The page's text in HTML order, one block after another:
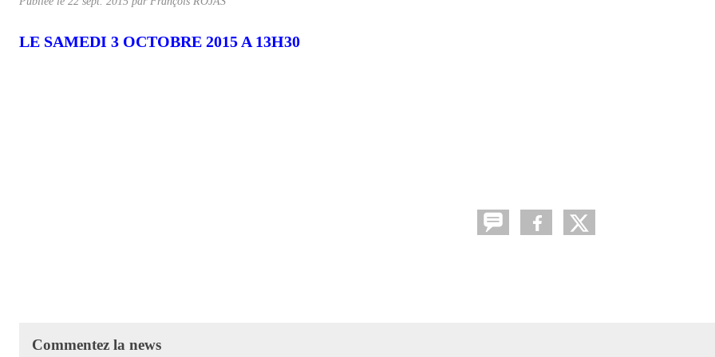
LE SAMEDI 3 OCTOBRE 2015 A 13H30
Commentez la news